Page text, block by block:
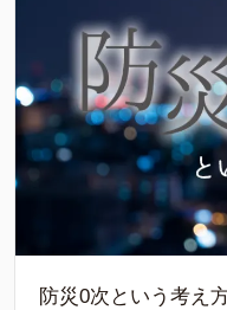
防災0次という考え